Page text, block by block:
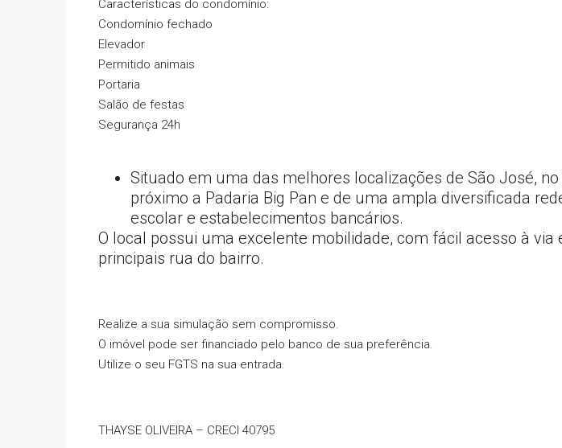
Características do condomínio:
Condomínio fechado
Elevador
Permitido animais
Portaria
Salão de festas
Segurança 24h
Situado em uma das melhores localizações de São José,
próximo a Padaria Big Pan e de uma ampla diversificada
escolar e estabelecimentos bancários.
O local possui uma excelente mobilidade, com fácil acesso à via
principais rua do bairro.
Realize a sua simulação sem compromisso.
O imóvel pode ser financiado pelo banco de sua preferência.
Utilize o seu FGTS na sua entrada.
THAYSE OLIVEIRA – CRECI 40795